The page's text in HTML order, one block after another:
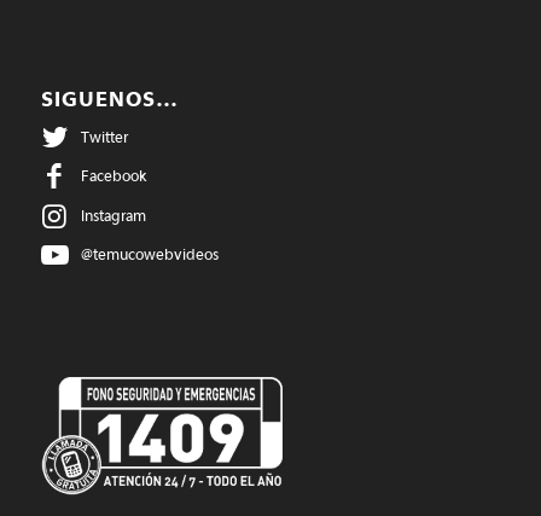
SIGUENOS…
Twitter
Facebook
Instagram
@temucowebvideos